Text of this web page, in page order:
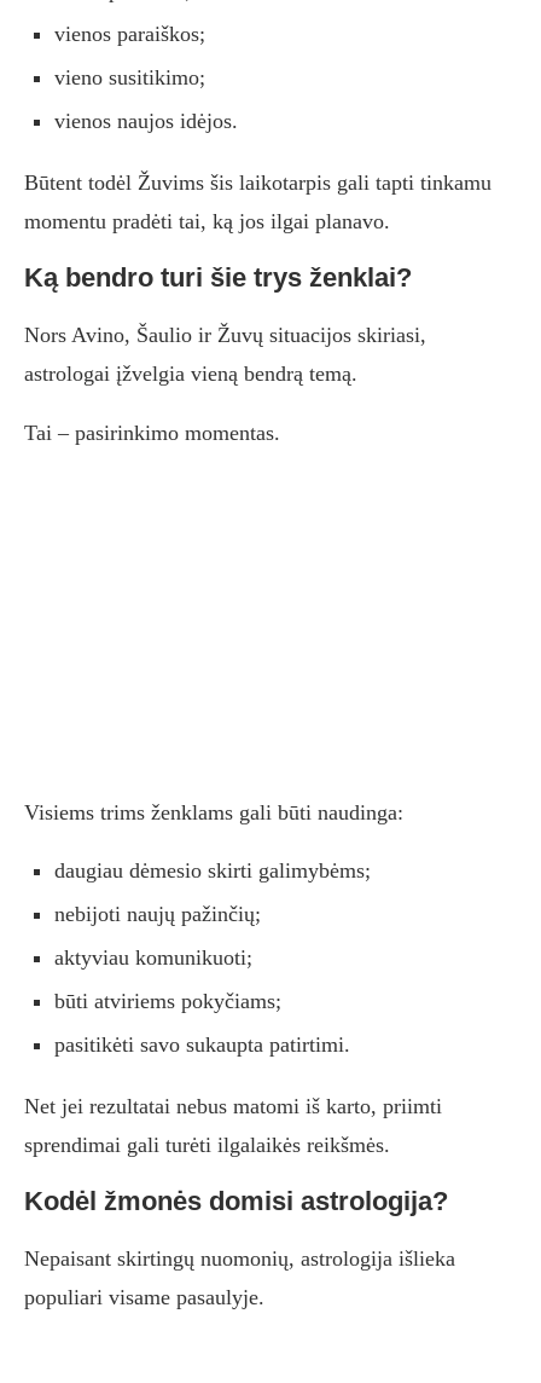
vienos paraiškos;
vieno susitikimo;
vienos naujos idėjos.
Būtent todėl Žuvims šis laikotarpis gali tapti tinkamu
momentu pradėti tai, ką jos ilgai planavo.
Ką bendro turi šie trys ženklai?
Nors Avino, Šaulio ir Žuvų situacijos skiriasi,
astrologai įžvelgia vieną bendrą temą.
Tai – pasirinkimo momentas.
Visiems trims ženklams gali būti naudinga:
daugiau dėmesio skirti galimybėms;
nebijoti naujų pažinčių;
aktyviau komunikuoti;
būti atviriems pokyčiams;
pasitikėti savo sukaupta patirtimi.
Net jei rezultatai nebus matomi iš karto, priimti
sprendimai gali turėti ilgalaikės reikšmės.
Kodėl žmonės domisi astrologija?
Nepaisant skirtingų nuomonių, astrologija išlieka
populiari visame pasaulyje.